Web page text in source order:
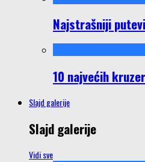
Najstrašniji
10 najvećih
Slajd galerije
Slajd galerije
Vidi sve